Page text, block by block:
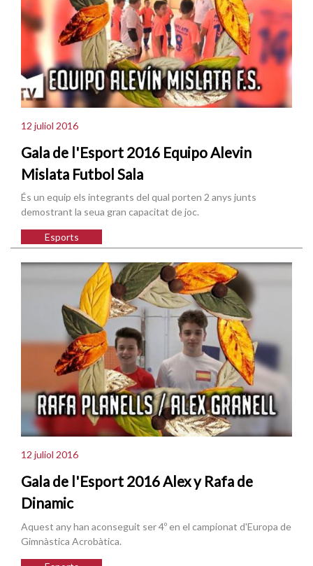
12 juliol 2016
Gala de l'Esport 2016 Equipo Alevin
Mislata Futbol Sala
És un equip els integrants del qual porten 2 anys junts
demostrant la seua gran capacitat de joc.
Esports
12 juliol 2016
Gala de l'Esport 2016 Alex y Rafa de
Dinamic
Aquest any han aconseguit ser 4º en el campionat d'Europa de
Gimnàstica Acrobàtica.